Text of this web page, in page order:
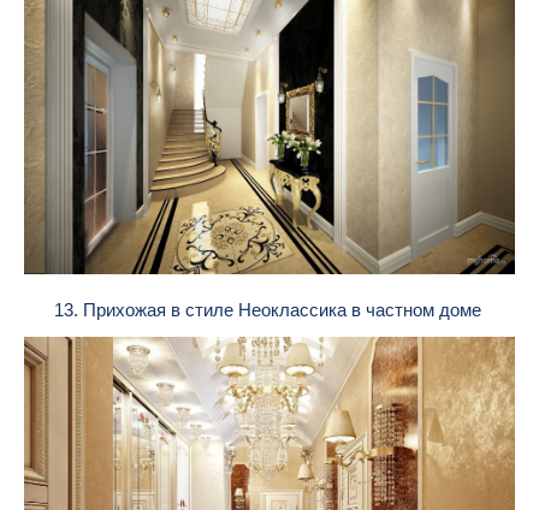
13. Прихожая в стиле Неоклассика в частном доме